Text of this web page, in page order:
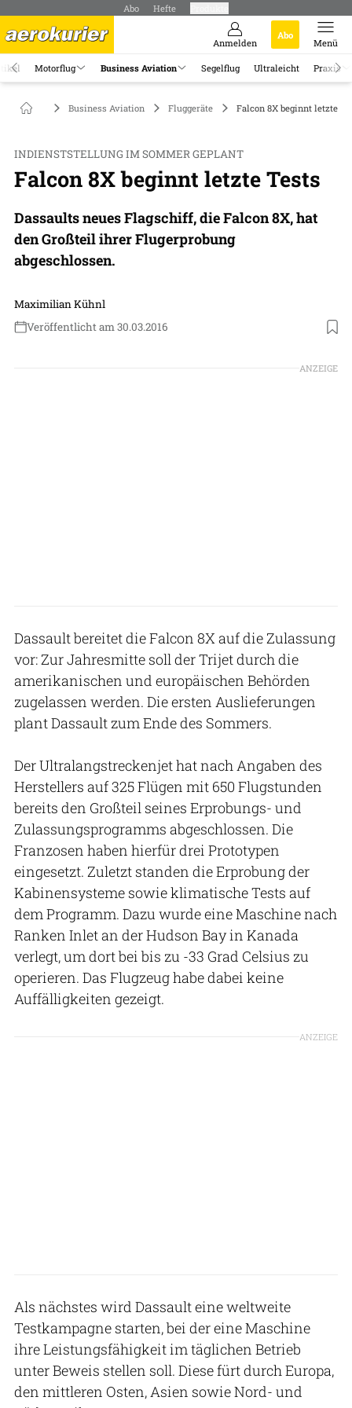
Abo Hefte
Anmelden
Abo
Menü
Motorflug Business Aviation Segelflug Ultraleicht Praxis
Business Aviation Fluggeräte Falcon 8X beginnt letzte
INDIENSTSTELLUNG IM SOMMER GEPLANT
Falcon 8X beginnt letzte Tests
Dassaults neues Flagschiff, die Falcon 8X, hat
den Großteil ihrer Flugerprobung
abgeschlossen.
Maximilian Kühnl
Veröffentlicht am 30.03.2016
ANZEIGE
Dassault bereitet die Falcon 8X auf die Zulassung
vor: Zur Jahresmitte soll der Trijet durch die
amerikanischen und europäischen Behörden
zugelassen werden. Die ersten Auslieferungen
plant Dassault zum Ende des Sommers.
Der Ultralangstreckenjet hat nach Angaben des
Herstellers auf 325 Flügen mit 650 Flugstunden
bereits den Großteil seines Erprobungs- und
Zulassungsprogramms abgeschlossen. Die
Franzosen haben hierfür drei Prototypen
eingesetzt. Zuletzt standen die Erprobung der
Kabinensysteme sowie klimatische Tests auf
dem Programm. Dazu wurde eine Maschine nach
Ranken Inlet an der Hudson Bay in Kanada
verlegt, um dort bei bis zu -33 Grad Celsius zu
operieren. Das Flugzeug habe dabei keine
Auffälligkeiten gezeigt.
ANZEIGE
Als nächstes wird Dassault eine weltweite
Testkampagne starten, bei der eine Maschine
ihre Leistungsfähigkeit im täglichen Betrieb
unter Beweis stellen soll. Diese fürt durch Europa,
den mittleren Osten, Asien sowie Nord- und